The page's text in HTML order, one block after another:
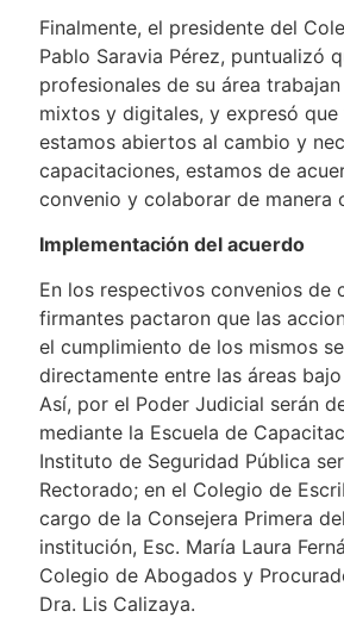
Finalmente, el presidente del
Pablo Saravia Pérez, puntualizó
profesionales de su área
mixtos y digitales, y expresó que
estamos abiertos al cambio y
capacitaciones, estamos de
convenio y colaborar de manera
Implementación del acuerdo
En los respectivos convenios de
firmantes pactaron que las
el cumplimiento de los mismos
directamente entre las áreas
Así, por el Poder Judicial serán
mediante la Escuela de
Instituto de Seguridad Pública
Rectorado; en el Colegio de
cargo de la Consejera Primera
institución, Esc. María Laura
Colegio de Abogados y
Dra. Lis Calizaya.